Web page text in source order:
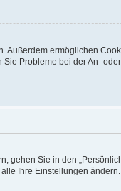
Außerdem ermöglichen
Sie Probleme bei der An- oder
gehen Sie in den
Ihre Einstellungen ändern.